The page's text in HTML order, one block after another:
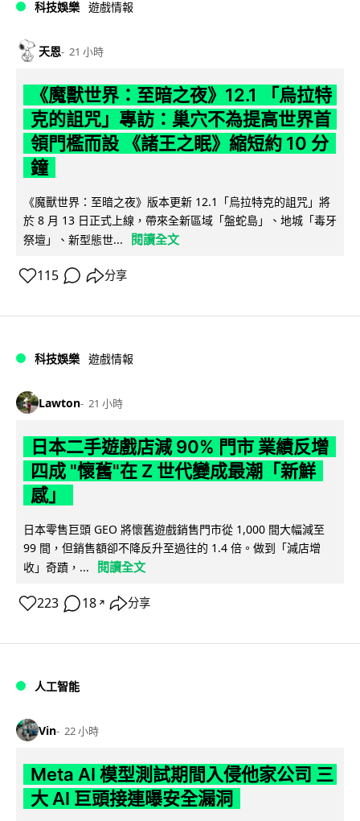
科技娛樂 遊戲情報
天恩 21 小時
《魔獸世界：至暗之夜》12.1 「烏拉特
克的詛咒」專訪：巢穴不為提高世界首
領門檻而設 《諸王之眠》縮短約 10 分
鐘
《魔獸世界：至暗之夜》版本更新 12.1「烏拉特克的詛咒」將
於 8 月 13 日正式上線，帶來全新區域「盤蛇島」、地城「毒牙
祭壇」、新型態世...
閱讀全文
115 分享
科技娛樂 遊戲情報
Lawton 21 小時
日本二手遊戲店減 90% 門市 業績反增
四成 "懷舊"在 Z 世代變成最潮「新鮮
感」
日本零售巨頭 GEO 將懷舊遊戲銷售門市從 1,000 間大幅減至
99 間，但銷售額卻不降反升至過往的 1.4 倍。做到「減店增
收」奇蹟，...
閱讀全文
223 18 ↗ 分享
人工智能
Vin 22 小時
Meta AI 模型測試期間入侵他家公司 三
大 AI 巨頭接連曝安全漏洞